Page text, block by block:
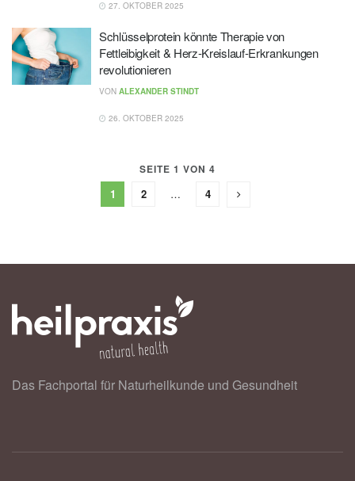
27. OKTOBER 2025
Schlüsselprotein könnte Therapie von
Fettleibigkeit & Herz-Kreislauf-Erkrankungen
revolutionieren
VON ALEXANDER STINDT
26. OKTOBER 2025
SEITE 1 VON 4
1 2 … 4
Das Fachportal für Naturheilkunde und Gesundheit